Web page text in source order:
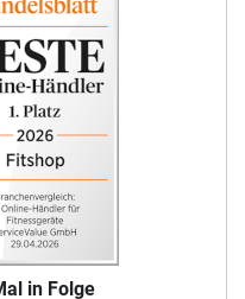
in Folge